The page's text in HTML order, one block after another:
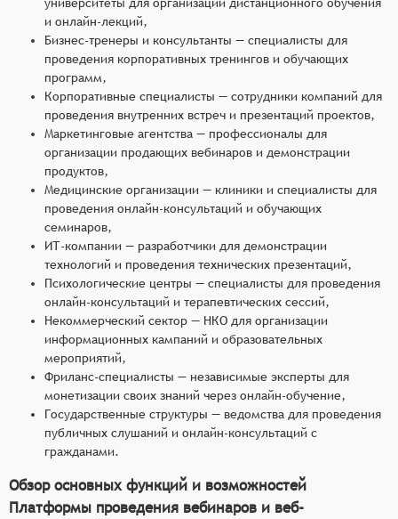
и онлайн-лекций,
Бизнес-тренеры и консультанты — специалисты для
проведения корпоративных тренингов и обучающих
программ,
Корпоративные специалисты — сотрудники компаний для
проведения внутренних встреч и презентаций проектов,
Маркетинговые агентства — профессионалы для
организации продающих вебинаров и демонстрации
продуктов,
Медицинские организации — клиники и специалисты для
проведения онлайн-консультаций и обучающих
семинаров,
ИТ-компании — разработчики для демонстрации
технологий и проведения технических презентаций,
Психологические центры — специалисты для проведения
онлайн-консультаций и терапевтических сессий,
Некоммерческий сектор — НКО для организации
информационных кампаний и образовательных
мероприятий,
Фриланс-специалисты — независимые эксперты для
монетизации своих знаний через онлайн-обучение,
Государственные структуры — ведомства для проведения
публичных слушаний и онлайн-консультаций с
гражданами.
Обзор основных функций и возможностей
Платформы проведения вебинаров и веб-